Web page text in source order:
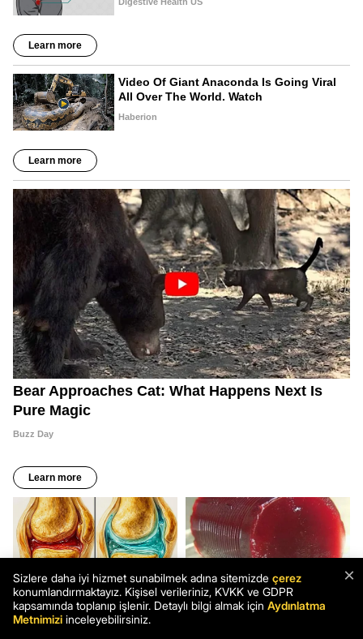
×
Sizlere daha iyi hizmet sunabilmek adına sitemizde çerez
konumlandırmaktayız. Kişisel verileriniz, KVKK ve GDPR
kapsamında toplanıp işlenir. Detaylı bilgi almak için Aydınlatma
Metnimizi inceleyebilirsiniz.